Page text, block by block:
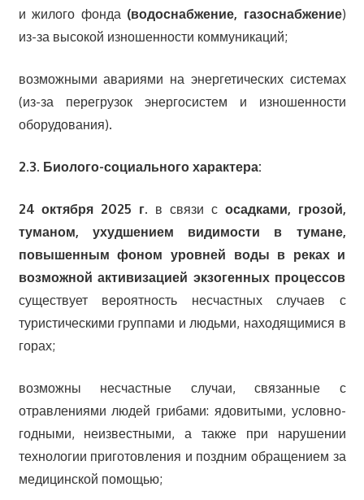
и жилого фонда (водоснабжение, газоснабжение)
из-за высокой изношенности коммуникаций;
возможными авариями на энергетических системах
(из-за перегрузок энергосистем и изношенности
оборудования).
2.3. Биолого-социального характера:
24 октября 2025 г. в связи с осадками, грозой,
туманом, ухудшением видимости в тумане,
повышенным фоном уровней воды в реках и
возможной активизацией экзогенных процессов
существует вероятность несчастных случаев с
туристическими группами и людьми, находящимися в
горах;
возможны несчастные случаи, связанные с
отравлениями людей грибами: ядовитыми, условно-
годными, неизвестными, а также при нарушении
технологии приготовления и поздним обращением за
медицинской помощью;